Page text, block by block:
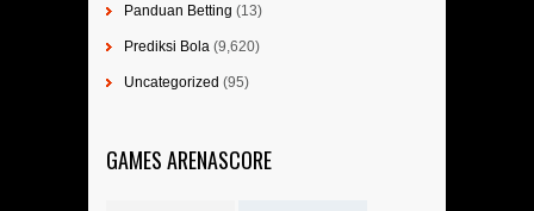
Panduan Betting (13)
Prediksi Bola (9,620)
Uncategorized (95)
GAMES ARENASCORE